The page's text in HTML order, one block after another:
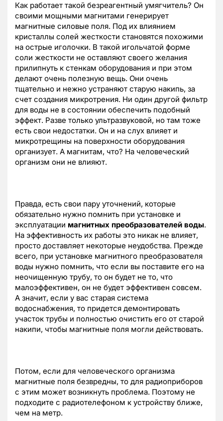
Как работает такой безреагентный умягчитель? Он
своими мощными магнитами генерирует
магнитные силовые поля. Под их влиянием
кристаллы солей жесткости становятся похожими
на острые иголочки. В такой игольчатой форме
соли жесткости не оставляют своего желания
прилипнуть к стенкам оборудования и при этом
делают очень полезную вещь. Они очень
тщательно и нежно устраняют старую накипь, за
счет создания микротрения. Ни один другой фильтр
для воды не в состоянии обеспечить подобный
эффект. Разве только ультразвуковой, но там тоже
есть свои недостатки. Он и на слух влияет и
микротрещины на поверхности оборудования
организует. А магнитам, что? На человеческий
организм они не влияют.
Правда, есть свои пару уточнений, которые
обязательно нужно помнить при установке и
эксплуатации магнитных преобразователей воды.
На эффективность их работы это никак не влияет,
просто доставляет некоторые неудобства. Прежде
всего, при установке магнитного преобразователя
воды нужно помнить, что если вы поставите его на
неочищенную трубу, то он будет не то, что
малоэффективен, он не будет эффективен совсем.
А значит, если у вас старая система
водоснабжения, то придется демонтировать
участок трубы и полностью очистить его от старой
накипи, чтобы магнитные поля могли действовать.
Потом, если для человеческого организма
магнитные поля безвредны, то для радиоприборов
с этим может возникнуть проблема. Поэтому не
подходите с радиотелефоном к устройству ближе,
чем на метр.